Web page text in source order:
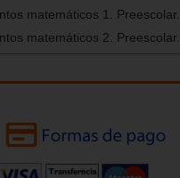
matemáticos 1. Preescolar.
matemáticos 2. Preescolar.